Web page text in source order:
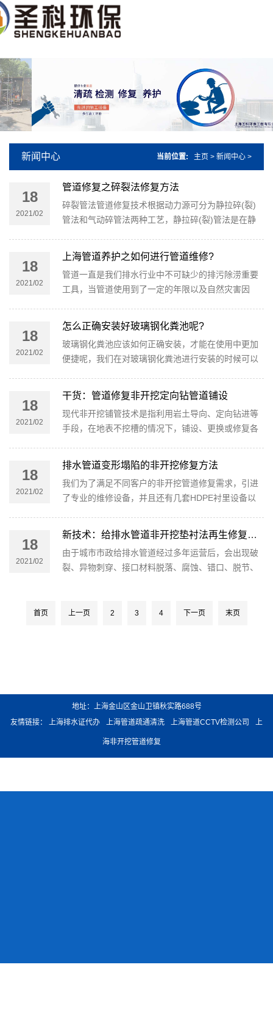
您好，欢迎来到上海圣科环保工程有限公司，有任何疑问请随时拨打电
新闻中心 当前位置: 主页 > 新闻中心 >
18
2021/02
管道修复之碎裂法修复方法
碎裂管法管道修复技术根据动力源可分为静拉碎(裂)
管法和气动碎管法两种工艺，静拉碎(裂)管法是在静
18
2021/02
上海管道养护之如何进行管道维修?
管道一直是我们排水行业中不可缺少的排污除涝重要
工具，当管道使用到了一定的年限以及自然灾害因
18
2021/02
怎么正确安装好玻璃钢化粪池呢?
玻璃钢化粪池应该如何正确安装，才能在使用中更加
便捷呢，我们在对玻璃钢化粪池进行安装的时候可以
18
2021/02
干货：管道修复非开挖定向钻管道铺设
现代非开挖铺管技术是指利用岩土导向、定向钻进等
手段，在地表不挖槽的情况下，铺设、更换或修复各
18
2021/02
排水管道变形塌陷的非开挖修复方法
我们为了满足不同客户的非开挖管道修复需求，引进
了专业的维修设备，并且还有几套HDPE衬里设备以
18
2021/02
新技术：给排水管道非开挖垫衬法再生修复施工
由于城市市政给排水管道经过多年运营后，会出现破
裂、异物刺穿、接口材料脱落、腐蚀、错口、脱节、
首页 上一页 2 3 4 下一页 末页
地址：上海金山区金山卫镇秋实路688号
友情链接： 上海排水证代办 上海管道疏通清洗 上海管道CCTV检测公司 上
海非开挖管道修复